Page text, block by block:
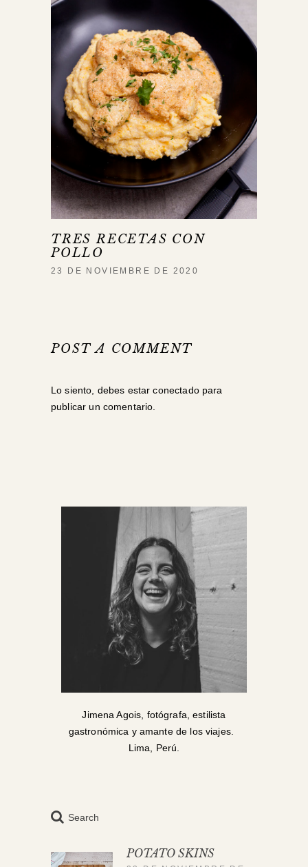
TRES RECETAS CON
POLLO
23 DE NOVIEMBRE DE 2020
POST A COMMENT
Lo siento, debes estarconectadopara
publicar un comentario.
Jimena Agois, fotógrafa, estilista
gastronómica y amante de los viajes.
Lima, Perú.
Search
POTATO SKINS